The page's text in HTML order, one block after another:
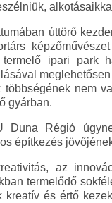
úttörő
ipari park
többségének nem
gyárban.
Régió
építkezés
az
termelődő
kreatív és értő